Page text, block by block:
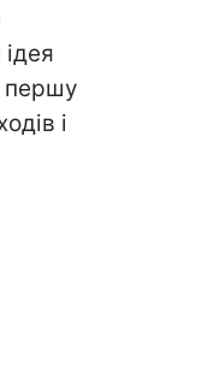
першу
і